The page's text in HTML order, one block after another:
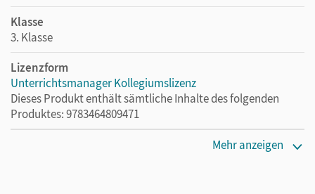
Klasse
3. Klasse
Lizenzform
Unterrichtsmanager Kollegiumslizenz
Dieses Produkt enthält sämtliche Inhalte des folgenden
Produktes: 9783464809471
Mehr anzeigen